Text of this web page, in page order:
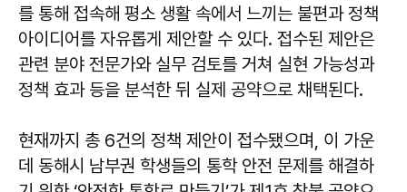
를 통해 접속해 평소 생활 속에서 느끼는 불편과 정책
아이디어를 자유롭게 제안할 수 있다. 접수된 제안은
관련 분야 전문가와 실무 검토를 거쳐 실현 가능성과
정책 효과 등을 분석한 뒤 실제 공약으로 채택된다.
현재까지 총 6건의 정책 제안이 접수됐으며, 이 가운
데 동해시 남부권 학생들의 통학 안전 문제를 해결하